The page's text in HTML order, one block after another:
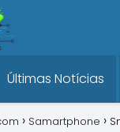
Últimas Notícias
Samartphone